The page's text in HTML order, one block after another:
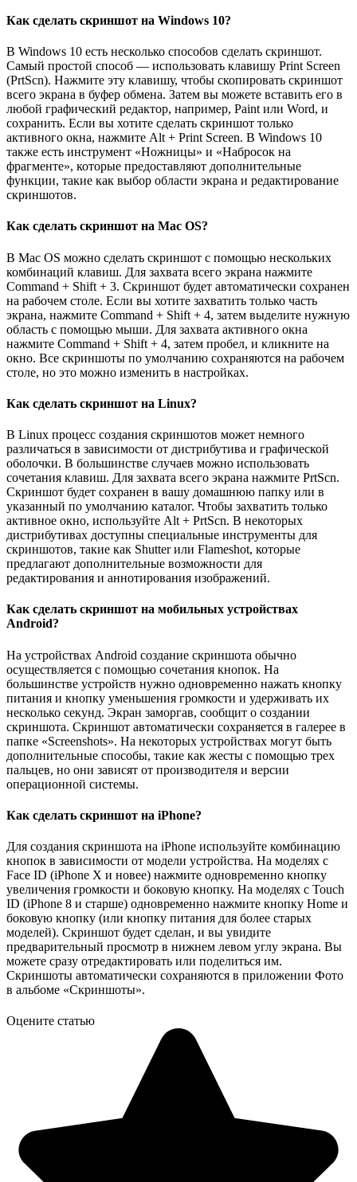
Как сделать скриншот на Windows 10?
В Windows 10 есть несколько способов сделать скриншот.
Самый простой способ — использовать клавишу Print Screen
(PrtScn). Нажмите эту клавишу, чтобы скопировать скриншот
всего экрана в буфер обмена. Затем вы можете вставить его в
любой графический редактор, например, Paint или Word, и
сохранить. Если вы хотите сделать скриншот только
активного окна, нажмите Alt + Print Screen. В Windows 10
также есть инструмент «Ножницы» и «Набросок на
фрагменте», которые предоставляют дополнительные
функции, такие как выбор области экрана и редактирование
скриншотов.
Как сделать скриншот на Mac OS?
В Mac OS можно сделать скриншот с помощью нескольких
комбинаций клавиш. Для захвата всего экрана нажмите
Command + Shift + 3. Скриншот будет автоматически сохранен
на рабочем столе. Если вы хотите захватить только часть
экрана, нажмите Command + Shift + 4, затем выделите нужную
область с помощью мыши. Для захвата активного окна
нажмите Command + Shift + 4, затем пробел, и кликните на
окно. Все скриншоты по умолчанию сохраняются на рабочем
столе, но это можно изменить в настройках.
Как сделать скриншот на Linux?
В Linux процесс создания скриншотов может немного
различаться в зависимости от дистрибутива и графической
оболочки. В большинстве случаев можно использовать
сочетания клавиш. Для захвата всего экрана нажмите PrtScn.
Скриншот будет сохранен в вашу домашнюю папку или в
указанный по умолчанию каталог. Чтобы захватить только
активное окно, используйте Alt + PrtScn. В некоторых
дистрибутивах доступны специальные инструменты для
скриншотов, такие как Shutter или Flameshot, которые
предлагают дополнительные возможности для
редактирования и аннотирования изображений.
Как сделать скриншот на мобильных устройствах
Android?
На устройствах Android создание скриншота обычно
осуществляется с помощью сочетания кнопок. На
большинстве устройств нужно одновременно нажать кнопку
питания и кнопку уменьшения громкости и удерживать их
несколько секунд. Экран заморгав, сообщит о создании
скриншота. Скриншот автоматически сохраняется в галерее в
папке «Screenshots». На некоторых устройствах могут быть
дополнительные способы, такие как жесты с помощью трех
пальцев, но они зависят от производителя и версии
операционной системы.
Как сделать скриншот на iPhone?
Для создания скриншота на iPhone используйте комбинацию
кнопок в зависимости от модели устройства. На моделях с
Face ID (iPhone X и новее) нажмите одновременно кнопку
увеличения громкости и боковую кнопку. На моделях с Touch
ID (iPhone 8 и старше) одновременно нажмите кнопку Home и
боковую кнопку (или кнопку питания для более старых
моделей). Скриншот будет сделан, и вы увидите
предварительный просмотр в нижнем левом углу экрана. Вы
можете сразу отредактировать или поделиться им.
Скриншоты автоматически сохраняются в приложении Фото
в альбоме «Скриншоты».
Оцените статью